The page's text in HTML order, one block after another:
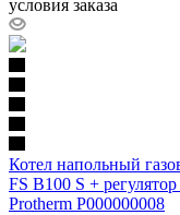
условия заказа
Котел напольный
FS B100 S +
Protherm P000000008